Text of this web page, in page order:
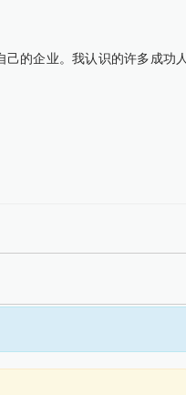
的企业。我认识的许多成功人